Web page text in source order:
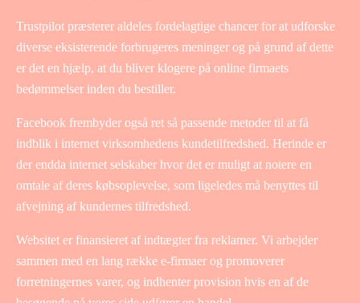
Trustpilot præsterer aldeles fordelagtige chancer for at udforske
diverse eksisterende forbrugeres meninger og på grund af dette
er det en hjælp, at du bliver klogere på online firmaets
bedømmelser inden du bestiller.
Facebook frembyder også ret så passende metoder til at få
indblik i internet virksomhedens kundetilfredshed. Herinde er
der endda internet selskaber hvor det er muligt at notere en
omtale af deres købsoplevelse, som ligeledes må benyttes til
afvejning af kundernes tilfredshed.
Websitet er finansieret af indtægter fra reklamer. Vi arbejder
sammen med en lang række e-firmaer og promoverer
forretningernes varer, og indhenter provision hvis en af de